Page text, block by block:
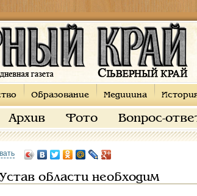
Образование Медицина
Архив Фото Вопрос-
области необходим